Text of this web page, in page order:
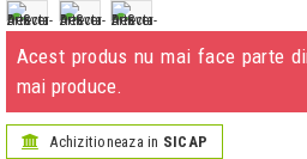
Acest produs nu mai face parte
mai produce.
Achizitioneaza in SICAP